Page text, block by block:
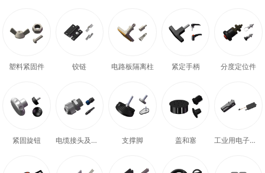
塑料紧固件 铰链 电路板隔离柱 紧定手柄 分度定位件
紧固旋钮 电缆接头及配件 支撑脚 盖和塞 工业用电子式门锁